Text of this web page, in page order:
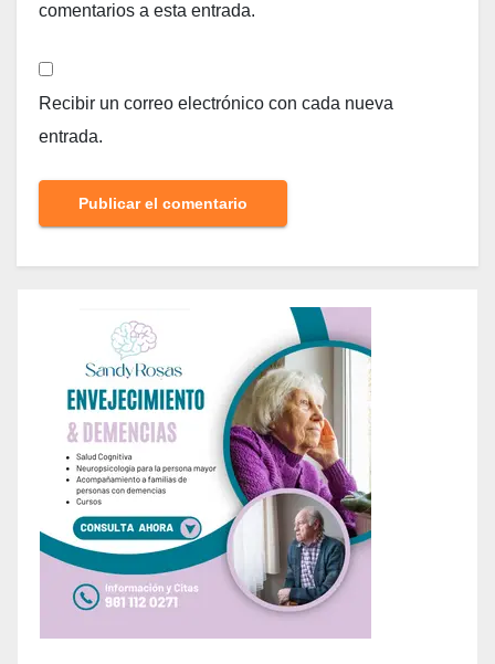
comentarios a esta entrada.
Recibir un correo electrónico con cada nueva
entrada.